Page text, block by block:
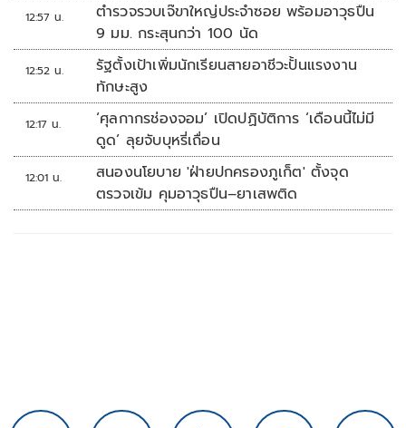
12:57 น.
ตำรวจรวบเจ๊ขาใหญ่ประจำซอย พร้อมอาวุธปืน
9 มม. กระสุนกว่า 100 นัด
12:52 น.
รัฐตั้งเป้าเพิ่มนักเรียนสายอาชีวะปั้นแรงงาน
ทักษะสูง
12:17 น.
‘ศุลกากรช่องจอม’ เปิดปฏิบัติการ ‘เดือนนี้ไม่มี
ดูด’ ลุยจับบุหรี่เถื่อน
12:01 น.
สนองนโยบาย 'ฝ่ายปกครองภูเก็ต' ตั้งจุด
ตรวจเข้ม คุมอาวุธปืน–ยาเสพติด